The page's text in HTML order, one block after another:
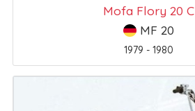
Mofa Flory 20 C
MF 20
1979 - 1980